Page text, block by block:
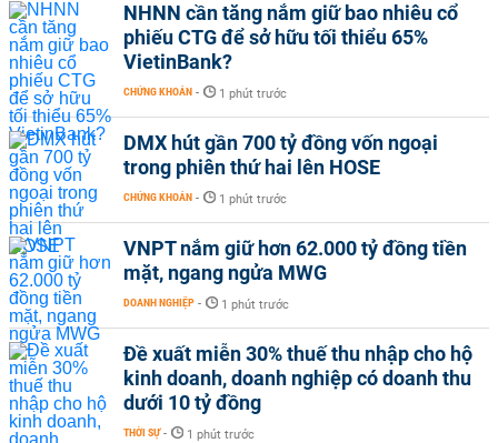
NHNN cần tăng nắm giữ bao nhiêu cổ
phiếu CTG để sở hữu tối thiểu 65%
VietinBank?
CHỨNG KHOÁN - 1 phút trước
DMX hút gần 700 tỷ đồng vốn ngoại
trong phiên thứ hai lên HOSE
CHỨNG KHOÁN - 1 phút trước
VNPT nắm giữ hơn 62.000 tỷ đồng tiền
mặt, ngang ngửa MWG
DOANH NGHIỆP - 1 phút trước
Đề xuất miễn 30% thuế thu nhập cho hộ
kinh doanh, doanh nghiệp có doanh thu
dưới 10 tỷ đồng
THỜI SỰ - 1 phút trước